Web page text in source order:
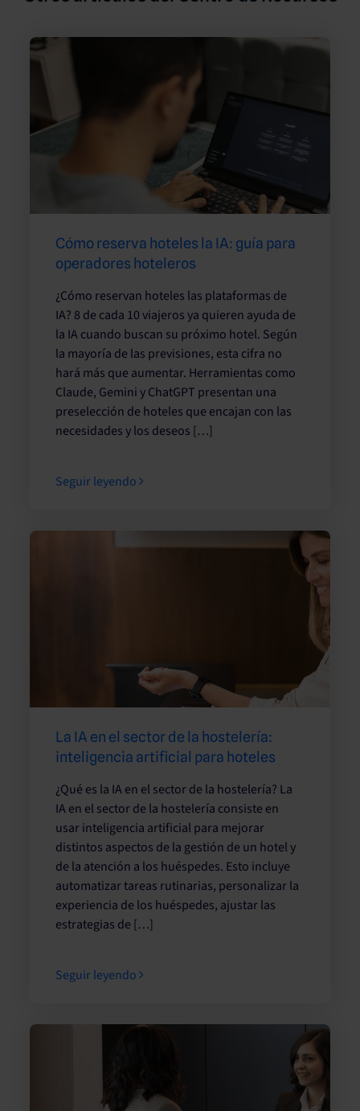
Cómo reserva hoteles la IA: guía para
operadores hoteleros
¿Cómo reservan hoteles las plataformas de
IA? 8 de cada 10 viajeros ya quieren ayuda de
la IA cuando buscan su próximo hotel. Según
la mayoría de las previsiones, esta cifra no
hará más que aumentar. Herramientas como
Claude, Gemini y ChatGPT presentan una
preselección de hoteles que encajan con las
necesidades y los deseos […]
Seguir leyendo
La IA en el sector de la hostelería:
inteligencia artificial para hoteles
¿Qué es la IA en el sector de la hostelería? La
IA en el sector de la hostelería consiste en
usar inteligencia artificial para mejorar
distintos aspectos de la gestión de un hotel y
de la atención a los huéspedes. Esto incluye
automatizar tareas rutinarias, personalizar la
experiencia de los huéspedes, ajustar las
estrategias de […]
Seguir leyendo